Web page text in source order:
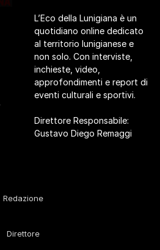
L’Eco della Lunigiana è un
quotidiano online dedicato
al territorio lunigianese e
non solo. Con interviste,
inchieste, video,
approfondimenti e report di
eventi culturali e sportivi.
Direttore Responsabile:
Gustavo Diego Remaggi
Redazione
Direttore